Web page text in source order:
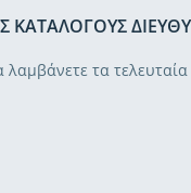
ΚΑΤΑΛΌΓΟΥΣ
λαμβάνετε τα